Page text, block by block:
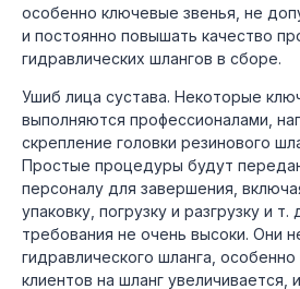
особенно ключевые звенья, не
и постоянно повышать качество
гидравлических шлангов в сборе.
Ушиб лица сустава. Некоторые
выполняются профессионалами,
скрепление головки резинового
Простые процедуры будут
персоналу для завершения,
упаковку, погрузку и разгрузку и т.
требования не очень высоки. Они
гидравлического шланга, особенно
клиентов на шланг увеличивается,